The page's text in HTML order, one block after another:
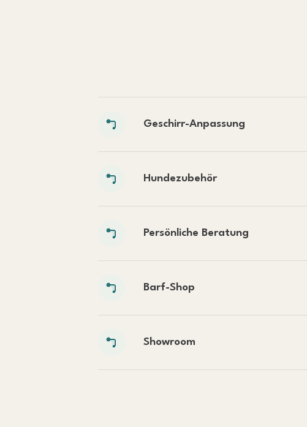
Geschirr-Anpassung
Hundezubehör
Persönliche Beratung
Barf-Shop
Showroom